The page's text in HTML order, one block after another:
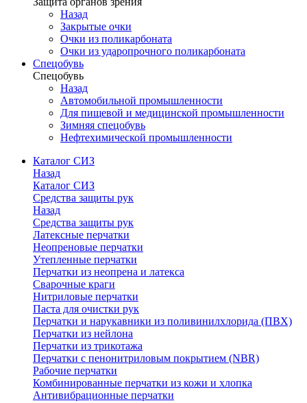
Назад
Закрытые очки
Очки из поликарбоната
Очки из ударопрочного поликарбоната
Спецобувь
Спецобувь
Назад
Автомобильной промышленности
Для пищевой и медицинской промышленности
Зимняя спецобувь
Нефтехимической промышленности
Каталог СИЗ
Назад
Каталог СИЗ
Средства защиты рук
Назад
Средства защиты рук
Латексные перчатки
Неопреновые перчатки
Утепленные перчатки
Перчатки из неопрена и латекса
Сварочные краги
Нитриловые перчатки
Паста для очистки рук
Перчатки и нарукавники из поливинилхлорида (ПВХ)
Перчатки из нейлона
Перчатки из трикотажа
Перчатки с пенонитриловым покрытием (NBR)
Рабочие перчатки
Комбинированные перчатки из кожи и хлопка
Антивибрационные перчатки